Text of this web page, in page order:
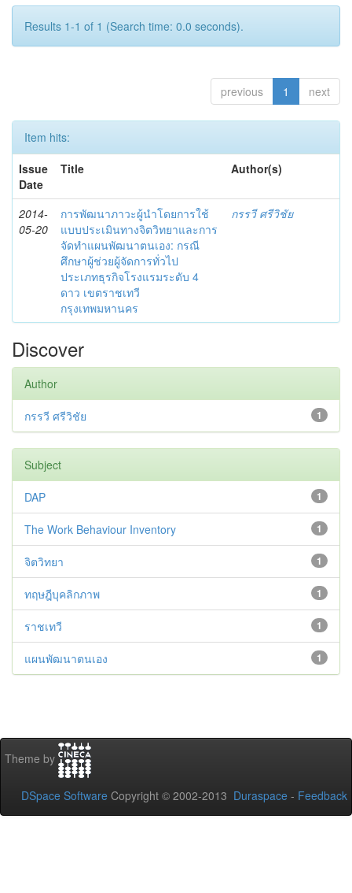
Results 1-1 of 1 (Search time: 0.0 seconds).
previous 1 next
Item hits:
Issue
Date
Title Author(s)
2014-
05-20
การพัฒนาภาวะผู้นำโดยการใช้
แบบประเมินทางจิตวิทยาและการ
จัดทำแผนพัฒนาตนเอง: กรณี
ศึกษาผู้ช่วยผู้จัดการทั่วไป
ประเภทธุรกิจโรงแรมระดับ 4
ดาว เขตราชเทวี
กรุงเทพมหานคร
กรรวี ศรีวิชัย
Discover
Author
1
กรรวี ศรีวิชัย
Subject
1
DAP
1
The Work Behaviour Inventory
1
จิตวิทยา
1
ทฤษฎีบุคลิกภาพ
1
ราชเทวี
1
แผนพัฒนาตนเอง
Theme by
DSpace Software Copyright © 2002-2013 Duraspace - Feedback